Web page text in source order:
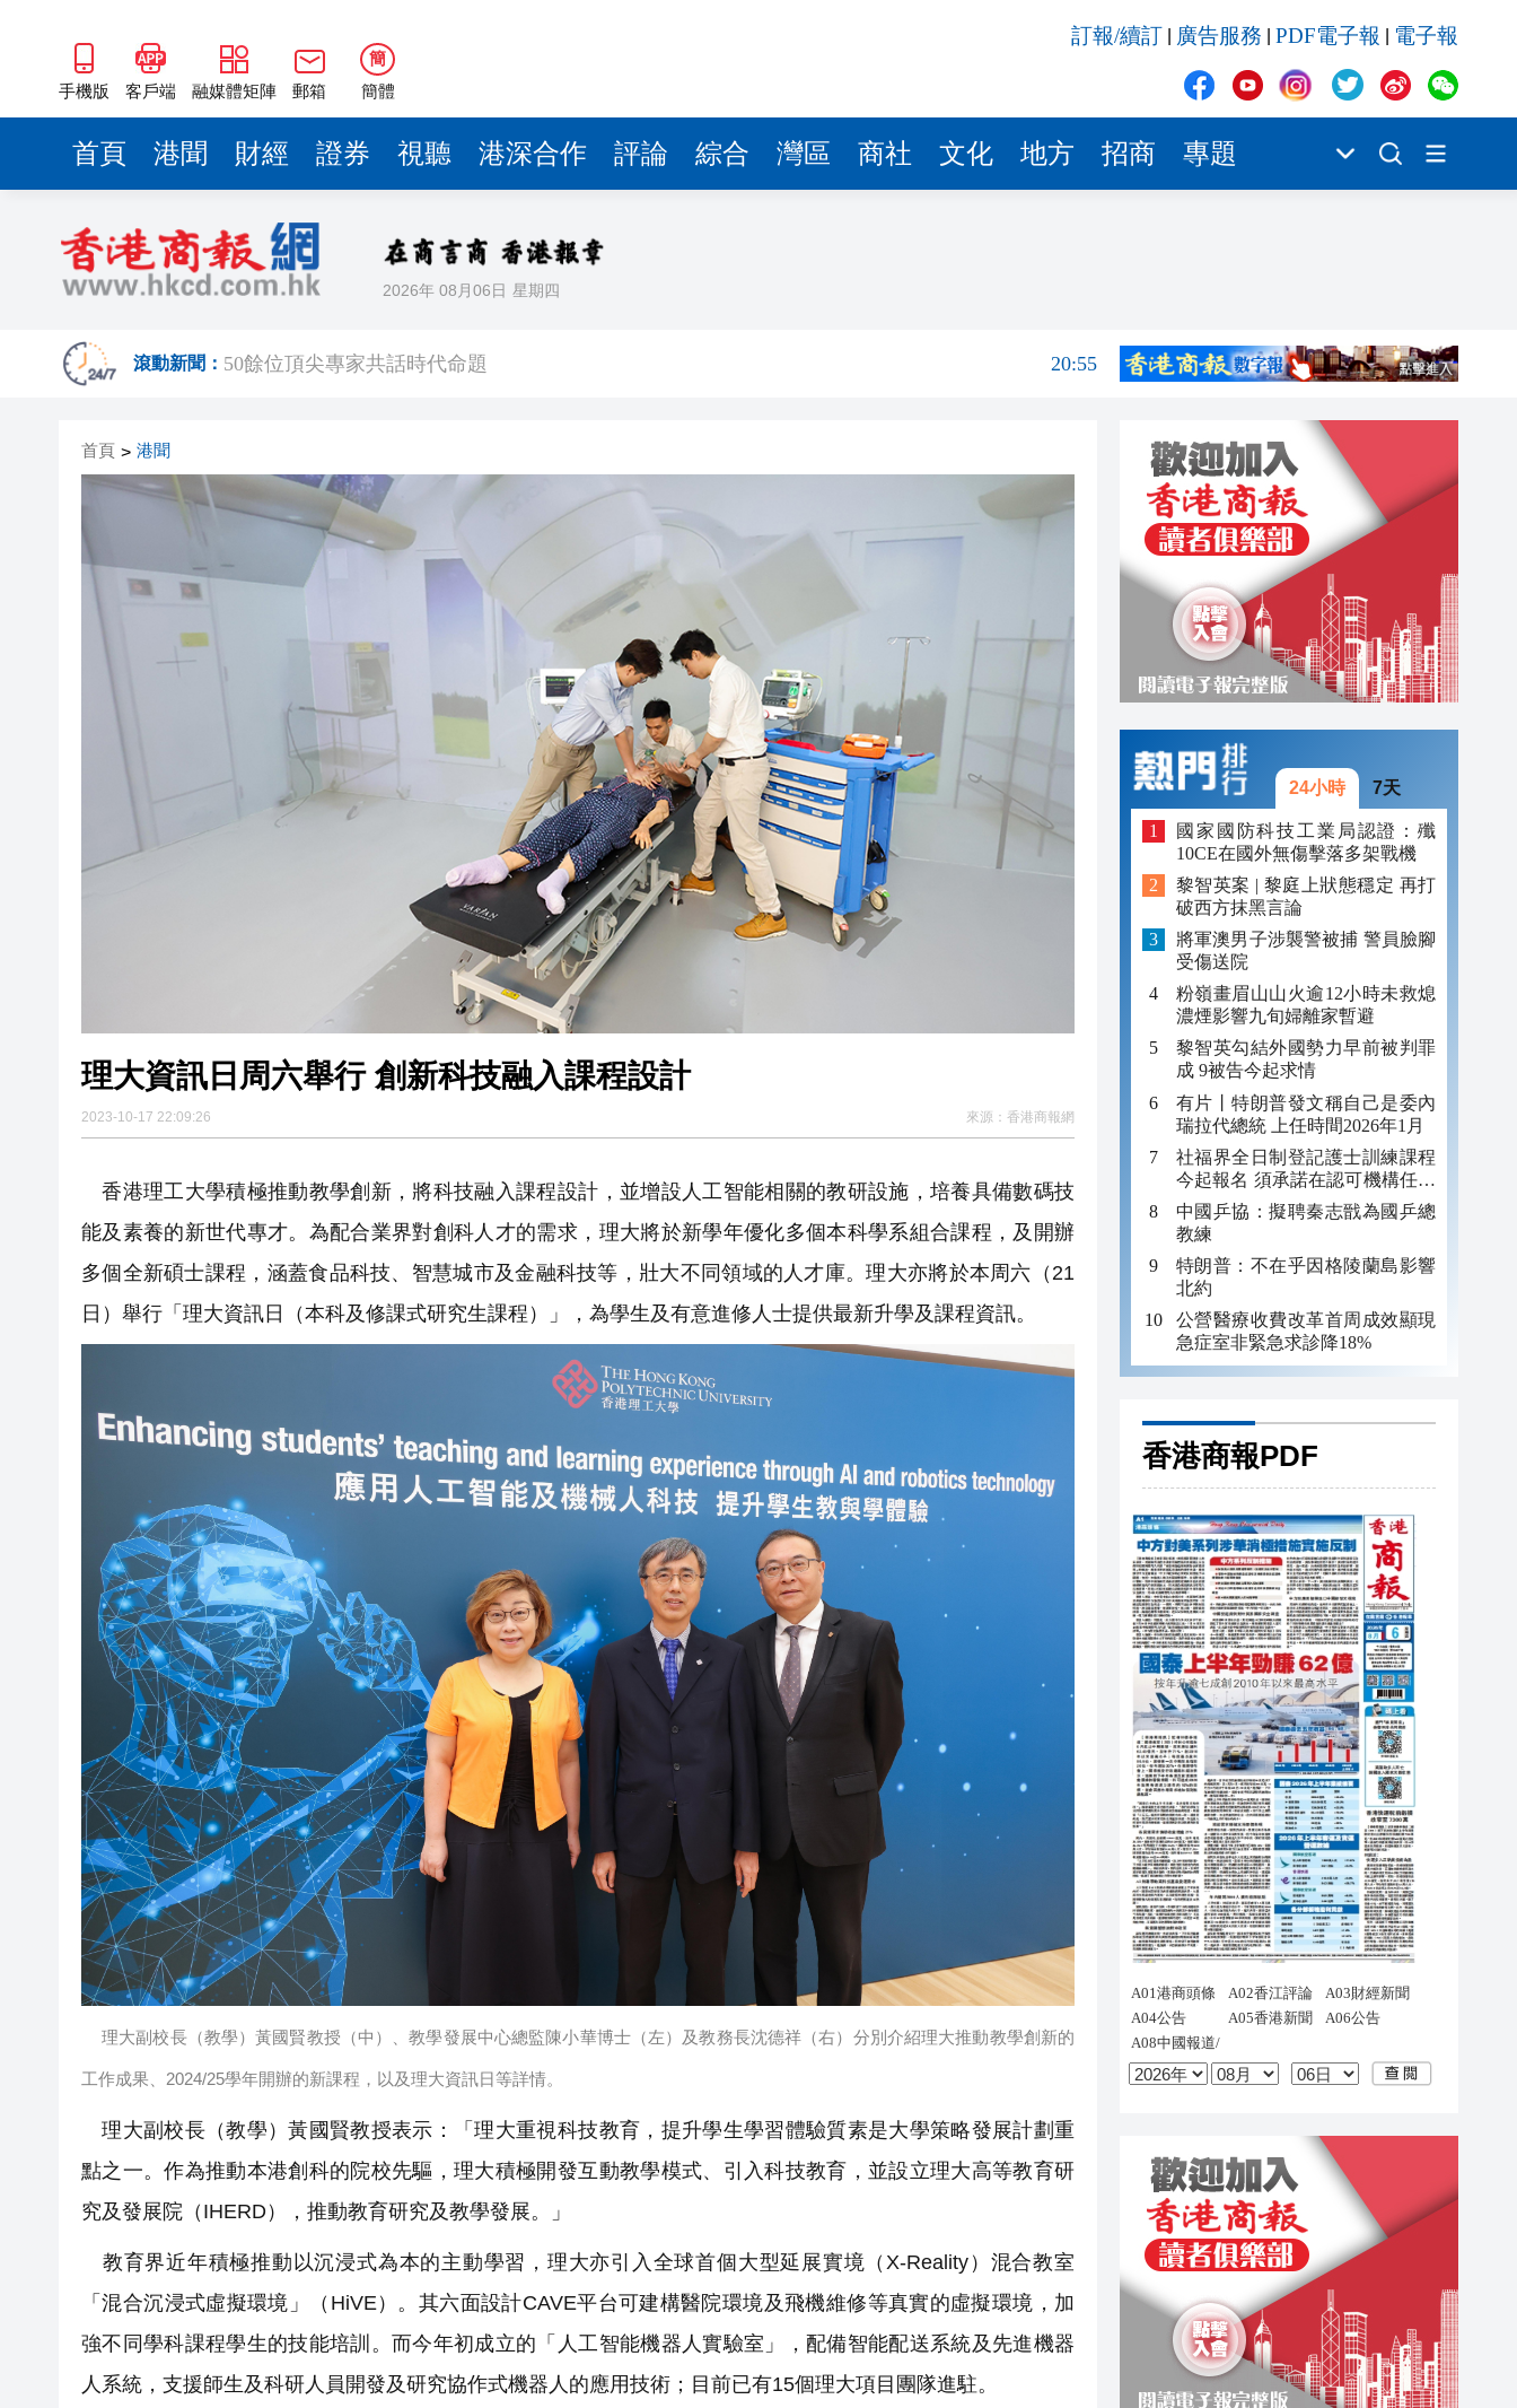
手機版 客戶端 融媒體矩陣 郵箱
簡
簡體
訂報/續訂 廣告服務 PDF電子報 電子報
首頁 港聞 財經 證券 視聽 港深合作 評論 綜合 灣區 商社 文化 地方 招商 專題
2026年 08月06日 星期四
滾動新聞：
梁振英率港區全國政協委員考察團來瓊考察
20:42
2025年海南儋州以舊換新帶動消費約18億元
山東26戶省屬國企去年合計營收2.58萬億 利潤總額近936億
20:40
瀋陽鐵西校園閱讀活動解鎖閱讀新玩法
20:39
黎智英案｜吳良好：依法公正處理黎智英求情 罪證如山豈能妄想輕判
騰出更多時間專注做好宏福苑火災獨立委員會工作 李家超暫停3項公職委任
海南澄邁文儒煥新升級 五組數據見證文儒沉香從傳統邁向現代
20:42
山東26戶省屬國企去年合計營收2.58萬億 利潤總額近936億
20:40
瀋陽鐵西校園閱讀活動解鎖閱讀新玩法
黎智英案｜吳良好：依法公正處理黎智英求情 罪證如山豈能妄想輕判
騰出更多時間專注做好宏福苑火災獨立委員會工作 李家超暫停3項公職委任
21:04
50餘位頂尖專家共話時代命題
海南澄邁文儒煥新升級 五組數據見證文儒沉香從傳統邁向現代
梁振英率港區全國政協委員考察團來瓊考察
2025年海南儋州以舊換新帶動消費約18億元
20:41
山東26戶省屬國企去年合計營收2.58萬億 利潤總額近936億
瀋陽鐵西校園閱讀活動解鎖閱讀新玩法
首頁 > 港聞
理大資訊日周六舉行 創新科技融入課程設計
2023-10-17 22:09:26 來源： 香港商報網
香港理工大學積極推動教學創新，將科技融入課程設計，並增設人工智能相關的教研設施，培養具備數碼技
能及素養的新世代專才。為配合業界對創科人才的需求，理大將於新學年優化多個本科學系組合課程，及開辦
多個全新碩士課程，涵蓋食品科技、智慧城市及金融科技等，壯大不同領域的人才庫。理大亦將於本周六（21
日）舉行「理大資訊日（本科及修課式研究生課程）」，為學生及有意進修人士提供最新升學及課程資訊。
理大副校長（教學）黃國賢教授（中）、教學發展中心總監陳小華博士（左）及教務長沈德祥（右）分別介紹理大推動教學創新的
工作成果、2024/25學年開辦的新課程，以及理大資訊日等詳情。
理大副校長（教學）黃國賢教授表示：「理大重視科技教育，提升學生學習體驗質素是大學策略發展計劃重
點之一。作為推動本港創科的院校先驅，理大積極開發互動教學模式、引入科技教育，並設立理大高等教育研
究及發展院（IHERD），推動教育研究及教學發展。」
教育界近年積極推動以沉浸式為本的主動學習，理大亦引入全球首個大型延展實境（X-Reality）混合教室
「混合沉浸式虛擬環境」（HiVE）。其六面設計CAVE平台可建構醫院環境及飛機維修等真實的虛擬環境，加
強不同學科課程學生的技能培訓。而今年初成立的「人工智能機器人實驗室」，配備智能配送系統及先進機器
人系統，支援師生及科研人員開發及研究協作式機器人的應用技術；目前已有15個理大項目團隊進駐。
24小時 7天
國家國防科技工業局認證：殲
10CE在國外無傷擊落多架戰機
黎智英案 | 黎庭上狀態穩定 再打
破西方抹黑言論
將軍澳男子涉襲警被捕 警員臉腳
受傷送院
粉嶺畫眉山山火逾12小時未救熄
濃煙影響九旬婦離家暫避
黎智英勾結外國勢力早前被判罪
成 9被告今起求情
有片丨特朗普發文稱自己是委內
瑞拉代總統 上任時間2026年1月
社福界全日制登記護士訓練課程
今起報名 須承諾在認可機構任職
至少三年
中國乒協：擬聘秦志戩為國乒總
教練
特朗普：不在乎因格陵蘭島影響
北約
公營醫療收費改革首周成效顯現
急症室非緊急求診降18%
香港商報PDF